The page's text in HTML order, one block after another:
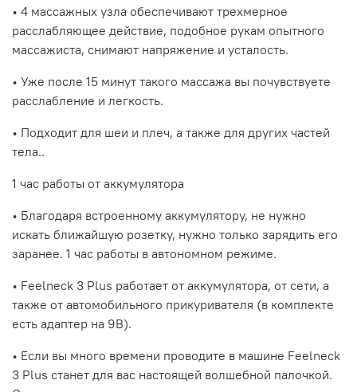
• 4 массажных узла обеспечивают трехмерное
расслабляющее действие, подобное рукам опытного
массажиста, снимают напряжение и усталость.
• Уже после 15 минут такого массажа вы почувствуете
расслабление и легкость.
• Подходит для шеи и плеч, а также для других частей
тела..
1 час работы от аккумулятора
• Благодаря встроенному аккумулятору, не нужно
искать ближайшую розетку, нужно только зарядить его
заранее. 1 час работы в автономном режиме.
• Feelneck 3 Plus работает от аккумулятора, от сети, а
также от автомобильного прикуривателя (в комплекте
есть адаптер на 9В).
• Если вы много времени проводите в машине Feelneck
3 Plus станет для вас настоящей волшебной палочкой.